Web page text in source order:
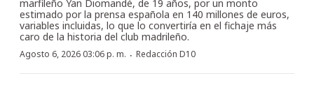
marfileño Yan Diomandé, de 19 años, por un monto
estimado por la prensa española en 140 millones de euros,
variables incluidas, lo que lo convertiría en el fichaje más
caro de la historia del club madrileño.
Agosto 6, 2026 03:06 p. m. · Redacción D10